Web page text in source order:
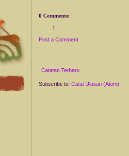
0 Comments:
Post a Comment
Catatan Terbaru
Subscribe to: Catat Ulasan (Atom)